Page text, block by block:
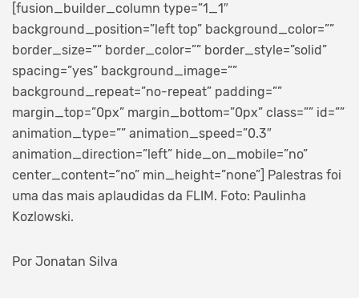
[fusion_builder_column type=”1_1″
background_position=”left top” background_color=””
border_size=”” border_color=”” border_style=”solid”
spacing=”yes” background_image=””
background_repeat=”no-repeat” padding=””
margin_top=”0px” margin_bottom=”0px” class=”” id=””
animation_type=”” animation_speed=”0.3″
animation_direction=”left” hide_on_mobile=”no”
center_content=”no” min_height=”none”]
Palestras foi
uma das mais aplaudidas da FLIM. Foto: Paulinha
Kozlowski.
Por Jonatan Silva